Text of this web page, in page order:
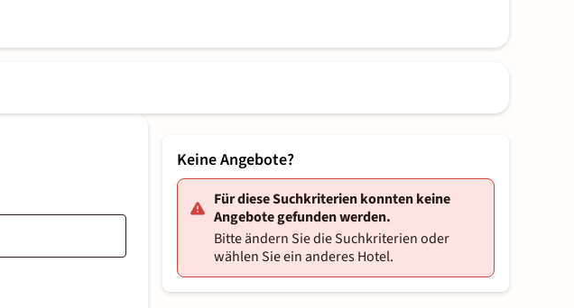
Keine Angebote?
Für diese Suchkriterien konnten keine
Angebote gefunden werden.
Bitte ändern Sie die Suchkriterien oder
wählen Sie ein anderes Hotel.